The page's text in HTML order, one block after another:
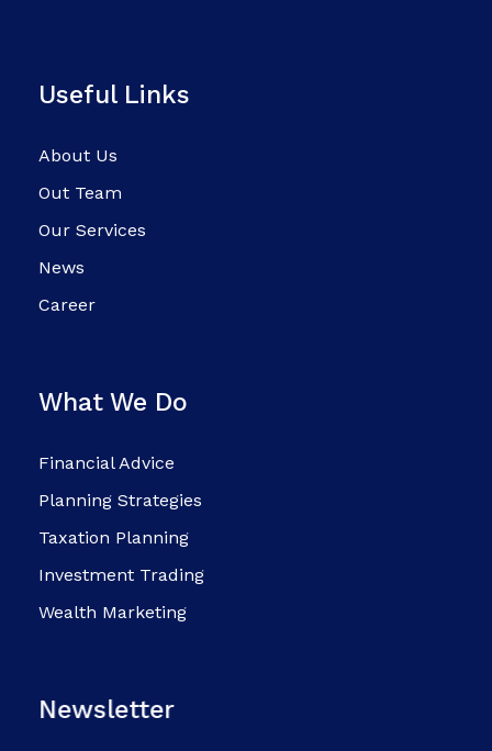
Useful Links
About Us
Out Team
Our Services
News
Career
What We Do
Financial Advice
Planning Strategies
Taxation Planning
Investment Trading
Wealth Marketing
Newsletter